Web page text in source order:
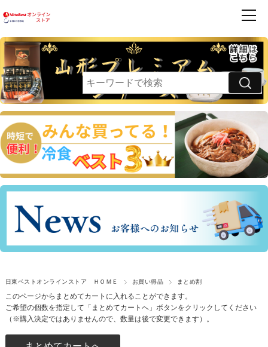
卵乳小麦 不使用 お買得品
日東ベストオンラインストア ＨＯＭＥ お買い得品 まとめ割
このページからまとめてカートに入れることができます。
ご希望の個数を指定して「まとめてカートへ」ボタンをクリックしてください
（※購入決定ではありませんので、数量は後で変更できます）。